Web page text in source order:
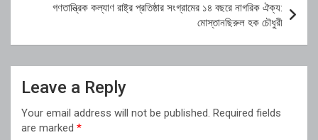
গণতান্ত্রিক কল্যাণ রাষ্ট্র প্রতিষ্ঠার সংগ্রামের ১৪ বছরে নাগরিক ঐক্য:
মোস্তানছিরুল হক চৌধুরী
Leave a Reply
Your email address will not be published. Required fields
are marked *